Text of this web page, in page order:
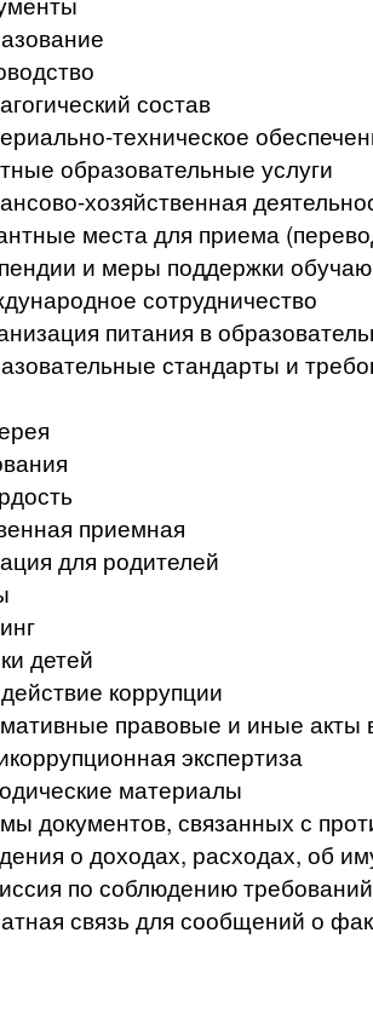
состав
техническое
образовательные услуги
хозяйственная
места для приема
и меры поддержки
сотрудничество
питания в
стандарты и
приемная
для родителей
детей
коррупции
правовые и иные акты
экспертиза
материалы
документов, связанных с
о доходах, расходах, об
по соблюдению
связь для сообщений о